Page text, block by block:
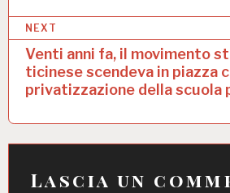
i
g
i
o
NEXT
Venti anni fa, il movimento
ticinese scendeva in piazza
privatizzazione della scuola
Lascia un